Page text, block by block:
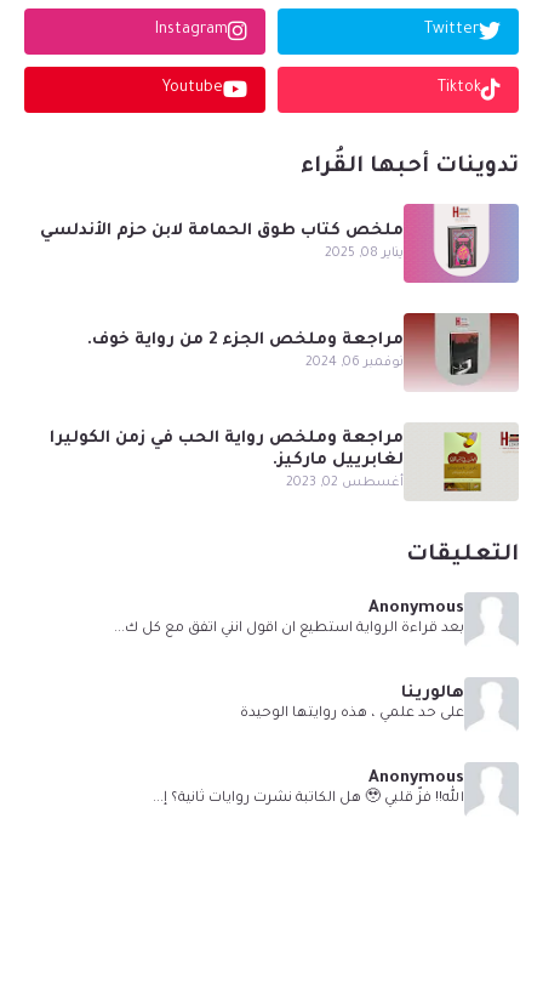
Twitter
Instagram
Tiktok
Youtube
تدوينات أحبها القُراء
ملخص كتاب طوق الحمامة لابن حزم الأندلسي
يناير 08, 2025
مراجعة وملخص الجزء 2 من رواية خوف.
نوفمبر 06, 2024
مراجعة وملخص رواية الحب في زمن الكوليرا
لغابرييل ماركيز.
أغسطس 02, 2023
التعليقات
Anonymous
بعد قراءة الرواية استطيع ان اقول انني اتفق مع كل ك...
هالورينا
على حد علمي ، هذه روايتها الوحيدة
Anonymous
الله!! فزّ قلبي 🥹 هل الكاتبة نشرت روايات ثانية؟ إ...